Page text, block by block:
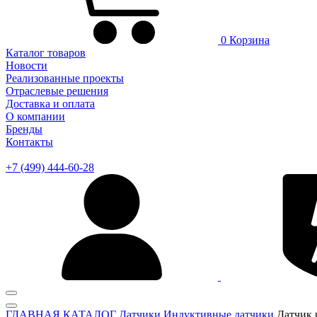
0 Корзина
Каталог товаров
Новости
Реализованные проекты
Отраслевые решения
Доставка и оплата
О компании
Бренды
Контакты
+7 (499) 444-60-28
ГЛАВНАЯ КАТАЛОГ Датчики Индуктивные датчики Датчик